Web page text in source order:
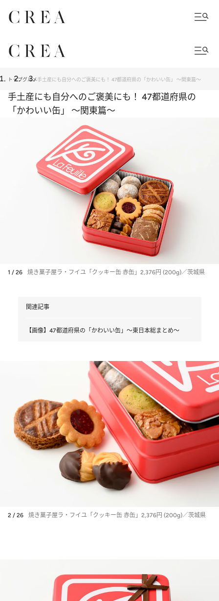
トップグルメ手土産にも自分へのご褒美にも！ 47都道府県の「かわいい缶」 ～関東篇～
手土産にも自分へのご褒美にも！ 47都道府県の
「かわいい缶」 ～関東篇～
1 / 26 焼き菓子屋ラ・フイユ「クッキー缶 赤缶」2,376円 (200g)／茨城県
関連記事
【画像】47都道府県の「かわいい缶」～東日本総まとめ～
2 / 26 焼き菓子屋ラ・フイユ「クッキー缶 赤缶」2,376円 (200g)／茨城県